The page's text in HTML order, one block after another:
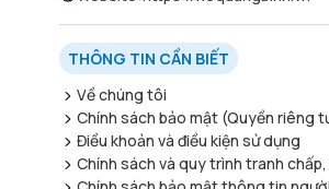
THÔNG TIN CẦN BIẾT
Về chúng tôi
Chính sách bảo mật (Quyền riêng
Điều khoản và điều kiện sử dụng
Chính sách và quy trình tranh chấp,